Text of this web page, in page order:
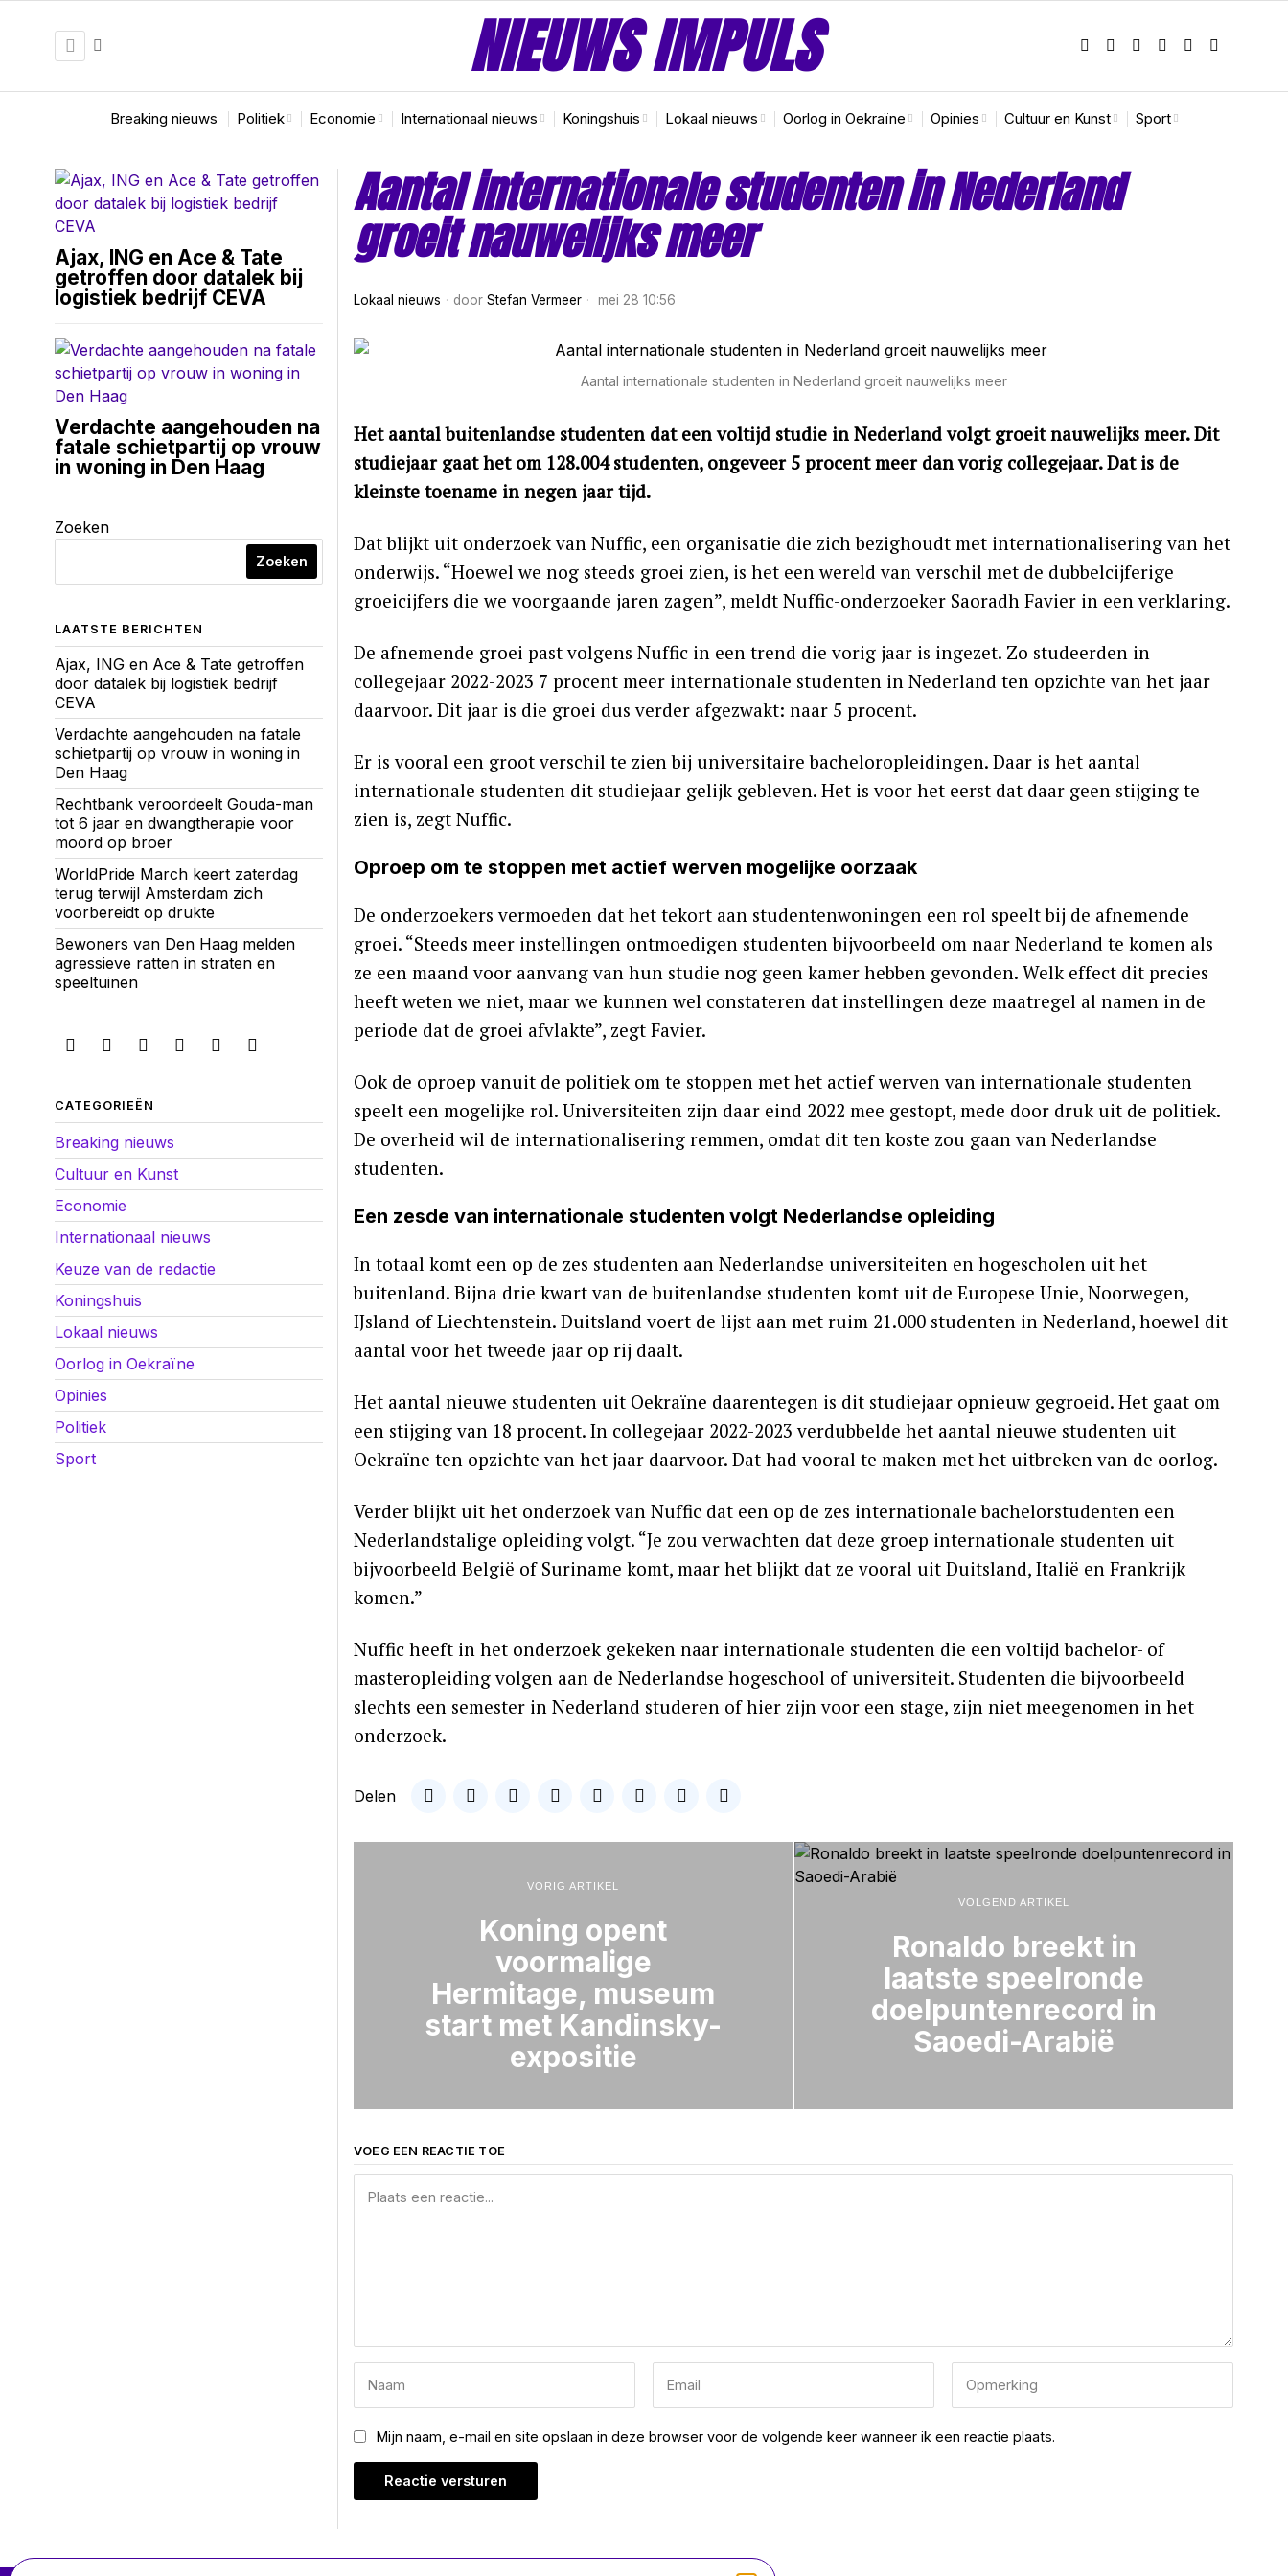
NIEUWS IMPULS
Breaking nieuws Politiek Economie Internationaal nieuws Koningshuis Lokaal nieuws Oorlog in Oekraïne Opinies Cultuur en Kunst Sport
Aantal internationale studenten in Nederland
groeit nauwelijks meer
Lokaal nieuws door Stefan Vermeer mei 28 10:56
Aantal internationale studenten in Nederland groeit nauwelijks meer
Het aantal buitenlandse studenten dat een voltijd studie in Nederland volgt groeit nauwelijks meer. Dit
studiejaar gaat het om 128.004 studenten, ongeveer 5 procent meer dan vorig collegejaar. Dat is de
kleinste toename in negen jaar tijd.
Dat blijkt uit onderzoek van Nuffic, een organisatie die zich bezighoudt met internationalisering van het
onderwijs. “Hoewel we nog steeds groei zien, is het een wereld van verschil met de dubbelcijferige
groeicijfers die we voorgaande jaren zagen”, meldt Nuffic-onderzoeker Saoradh Favier in een verklaring.
De afnemende groei past volgens Nuffic in een trend die vorig jaar is ingezet. Zo studeerden in
collegejaar 2022-2023 7 procent meer internationale studenten in Nederland ten opzichte van het jaar
daarvoor. Dit jaar is die groei dus verder afgezwakt: naar 5 procent.
Er is vooral een groot verschil te zien bij universitaire bacheloropleidingen. Daar is het aantal
internationale studenten dit studiejaar gelijk gebleven. Het is voor het eerst dat daar geen stijging te
zien is, zegt Nuffic.
Oproep om te stoppen met actief werven mogelijke oorzaak
De onderzoekers vermoeden dat het tekort aan studentenwoningen een rol speelt bij de afnemende
groei. “Steeds meer instellingen ontmoedigen studenten bijvoorbeeld om naar Nederland te komen als
ze een maand voor aanvang van hun studie nog geen kamer hebben gevonden. Welk effect dit precies
heeft weten we niet, maar we kunnen wel constateren dat instellingen deze maatregel al namen in de
periode dat de groei afvlakte”, zegt Favier.
Ook de oproep vanuit de politiek om te stoppen met het actief werven van internationale studenten
speelt een mogelijke rol. Universiteiten zijn daar eind 2022 mee gestopt, mede door druk uit de politiek.
De overheid wil de internationalisering remmen, omdat dit ten koste zou gaan van Nederlandse
studenten.
Een zesde van internationale studenten volgt Nederlandse opleiding
In totaal komt een op de zes studenten aan Nederlandse universiteiten en hogescholen uit het
buitenland. Bijna drie kwart van de buitenlandse studenten komt uit de Europese Unie, Noorwegen,
IJsland of Liechtenstein. Duitsland voert de lijst aan met ruim 21.000 studenten in Nederland, hoewel dit
aantal voor het tweede jaar op rij daalt.
Het aantal nieuwe studenten uit Oekraïne daarentegen is dit studiejaar opnieuw gegroeid. Het gaat om
een stijging van 18 procent. In collegejaar 2022-2023 verdubbelde het aantal nieuwe studenten uit
Oekraïne ten opzichte van het jaar daarvoor. Dat had vooral te maken met het uitbreken van de oorlog.
Verder blijkt uit het onderzoek van Nuffic dat een op de zes internationale bachelorstudenten een
Nederlandstalige opleiding volgt. “Je zou verwachten dat deze groep internationale studenten uit
bijvoorbeeld België of Suriname komt, maar het blijkt dat ze vooral uit Duitsland, Italië en Frankrijk
komen.”
Nuffic heeft in het onderzoek gekeken naar internationale studenten die een voltijd bachelor- of
masteropleiding volgen aan de Nederlandse hogeschool of universiteit. Studenten die bijvoorbeeld
slechts een semester in Nederland studeren of hier zijn voor een stage, zijn niet meegenomen in het
onderzoek.
Delen
VORIG ARTIKEL
Koning opent
voormalige
Hermitage, museum
start met Kandinsky-
expositie
VOLGEND ARTIKEL
Ronaldo breekt in
laatste speelronde
doelpuntenrecord in
Saoedi-Arabië
VOEG EEN REACTIE TOE
Mijn naam, e-mail en site opslaan in deze browser voor de volgende keer wanneer ik een reactie plaats.
Ajax, ING en Ace & Tate
getroffen door datalek bij
logistiek bedrijf CEVA
Verdachte aangehouden na
fatale schietpartij op vrouw
in woning in Den Haag
Zoeken
Zoeken
LAATSTE BERICHTEN
Ajax, ING en Ace & Tate getroffen
door datalek bij logistiek bedrijf
CEVA
Verdachte aangehouden na fatale
schietpartij op vrouw in woning in
Den Haag
Rechtbank veroordeelt Gouda-man
tot 6 jaar en dwangtherapie voor
moord op broer
WorldPride March keert zaterdag
terug terwijl Amsterdam zich
voorbereidt op drukte
Bewoners van Den Haag melden
agressieve ratten in straten en
speeltuinen
CATEGORIEËN
Breaking nieuws
Cultuur en Kunst
Economie
Internationaal nieuws
Keuze van de redactie
Koningshuis
Lokaal nieuws
Oorlog in Oekraïne
Opinies
Politiek
Sport